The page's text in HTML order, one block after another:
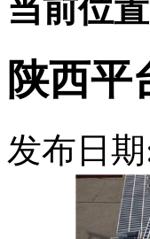
当前位
陕西平
发布日